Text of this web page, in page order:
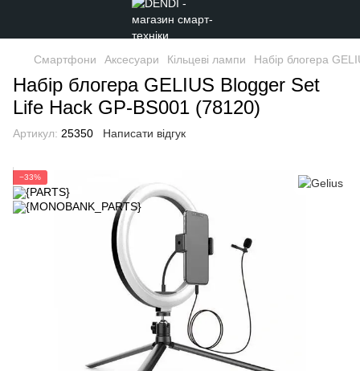
Смартфони Аксесуари Кільцеві лампи Набір блогера
Набір блогера GELIUS Blogger Set
Life Hack GP-BS001 (78120)
Артикул: 25350 Написати відгук
−33%